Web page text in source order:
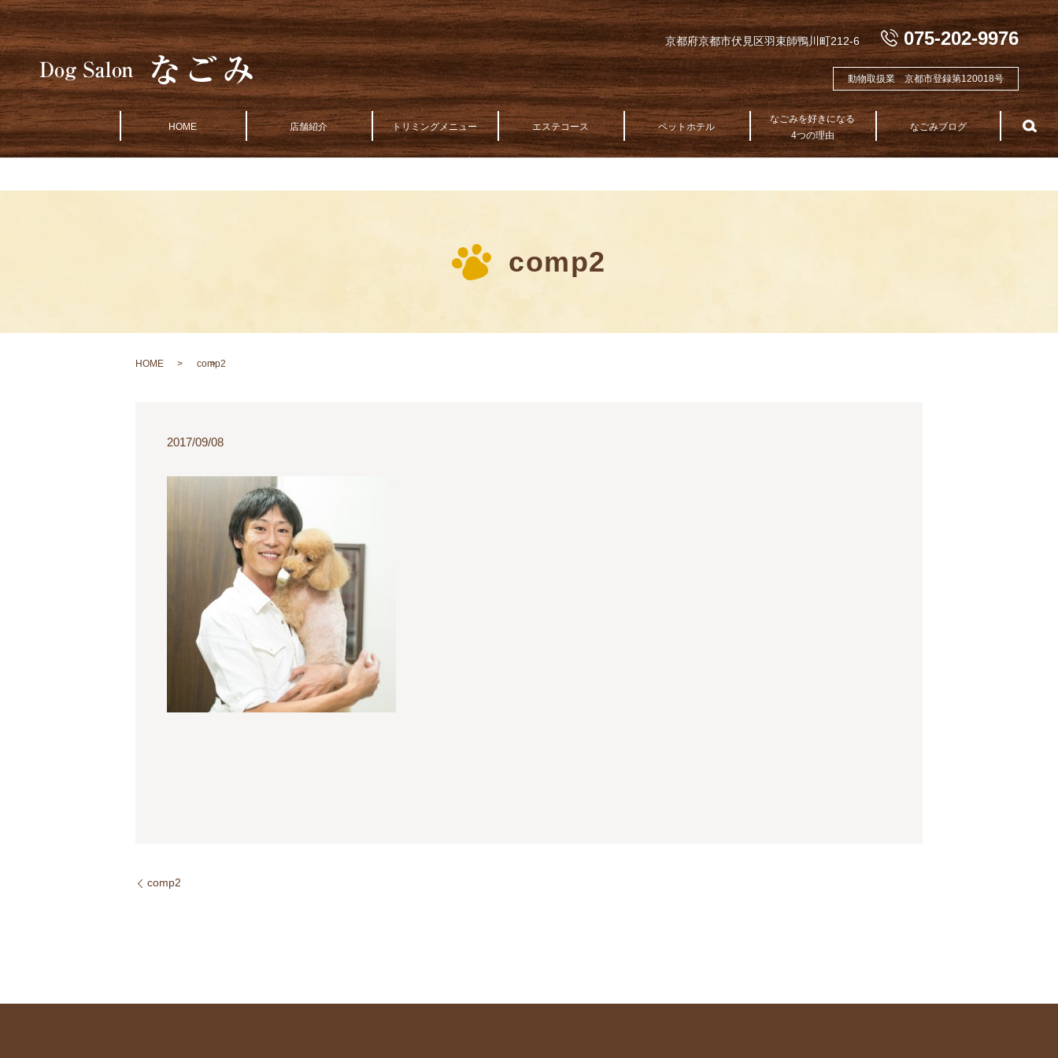
京都府京都市伏見区羽束師鴨川町212-6 075-202-9976
動物取扱業 京都市登録第120018号
HOME 店舗紹介 トリミングメニュー エステコース ペットホテル
なごみを好きになる
4つの理由
なごみブログ
comp2
HOME comp2
2017/09/08
comp2